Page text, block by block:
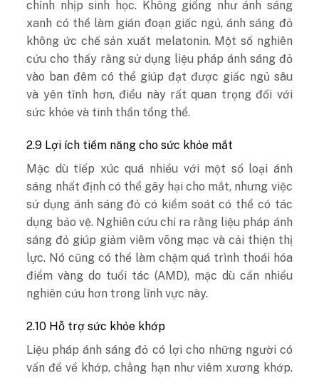
chỉnh nhịp sinh học. Không giống như ánh sáng
xanh có thể làm gián đoạn giấc ngủ, ánh sáng đỏ
không ức chế sản xuất melatonin. Một số nghiên
cứu cho thấy rằng sử dụng liệu pháp ánh sáng đỏ
vào ban đêm có thể giúp đạt được giấc ngủ sâu
và yên tĩnh hơn, điều này rất quan trọng đối với
sức khỏe và tinh thần tổng thể.
2.9 Lợi ích tiềm năng cho sức khỏe mắt
Mặc dù tiếp xúc quá nhiều với một số loại ánh
sáng nhất định có thể gây hại cho mắt, nhưng việc
sử dụng ánh sáng đỏ có kiểm soát có thể có tác
dụng bảo vệ. Nghiên cứu chỉ ra rằng liệu pháp ánh
sáng đỏ giúp giảm viêm võng mạc và cải thiện thị
lực. Nó cũng có thể làm chậm quá trình thoái hóa
điểm vàng do tuổi tác (AMD), mặc dù cần nhiều
nghiên cứu hơn trong lĩnh vực này.
2.10 Hỗ trợ sức khỏe khớp
Liệu pháp ánh sáng đỏ có lợi cho những người có
vấn đề về khớp, chẳng hạn như viêm xương khớp.